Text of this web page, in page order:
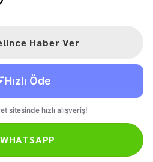
Haber Ver
WHATSAPP